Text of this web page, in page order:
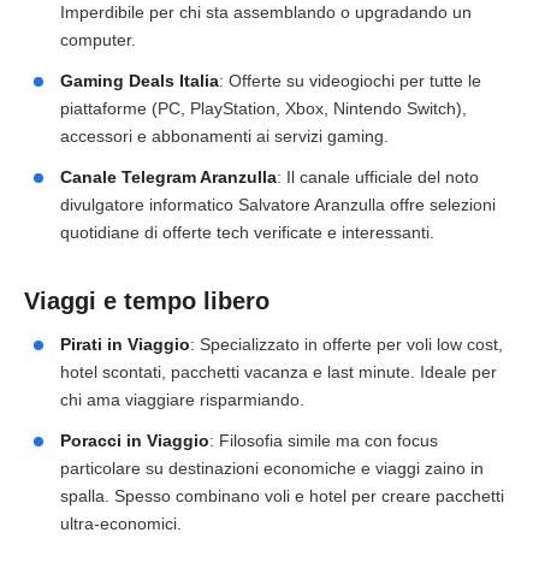
Imperdibile per chi sta assemblando o upgradando un
computer.
Gaming Deals Italia: Offerte su videogiochi per tutte le
piattaforme (PC, PlayStation, Xbox, Nintendo Switch),
accessori e abbonamenti ai servizi gaming.
Canale Telegram Aranzulla: Il canale ufficiale del noto
divulgatore informatico Salvatore Aranzulla offre selezioni
quotidiane di offerte tech verificate e interessanti.
Viaggi e tempo libero
Pirati in Viaggio: Specializzato in offerte per voli low cost,
hotel scontati, pacchetti vacanza e last minute. Ideale per
chi ama viaggiare risparmiando.
Poracci in Viaggio: Filosofia simile ma con focus
particolare su destinazioni economiche e viaggi zaino in
spalla. Spesso combinano voli e hotel per creare pacchetti
ultra-economici.